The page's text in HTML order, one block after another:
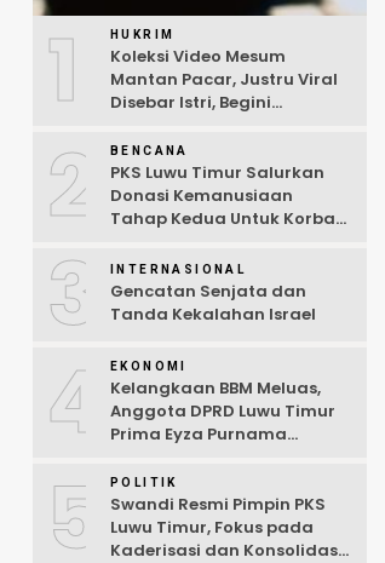
1 HUKRIM
Koleksi Video Mesum
Mantan Pacar, Justru Viral
Disebar Istri, Begini
2 BENCANA
PKS Luwu Timur Salurkan
Donasi Kemanusiaan
Tahap Kedua Untuk Korban
3 INTERNASIONAL
Gencatan Senjata dan
Tanda Kekalahan Israel
4 EKONOMI
Kelangkaan BBM Meluas,
Anggota DPRD Luwu Timur
Prima Eyza Purnama
Terbuka
5 POLITIK
Swandi Resmi Pimpin PKS
Luwu Timur, Fokus pada
Kaderisasi dan Konsolidasi